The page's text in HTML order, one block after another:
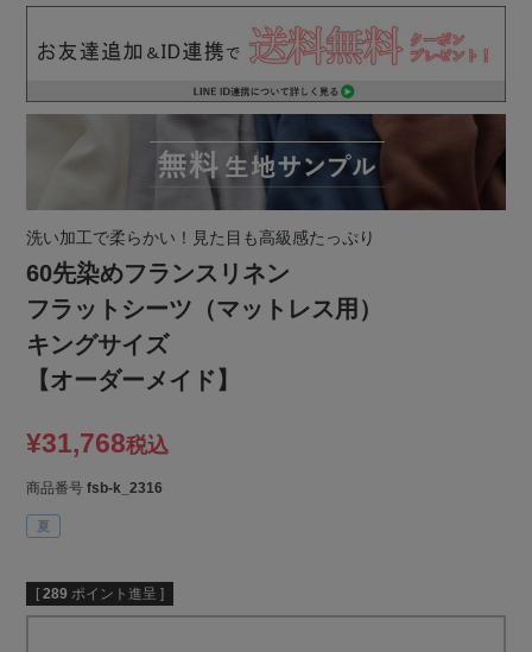
洗い加工で柔らかい！見た目も高級感たっぷり
60先染めフランスリネン
フラットシーツ（マットレス用）
キングサイズ
【オーダーメイド】
¥31,768税込
商品番号 fsb-k_2316
夏
[ 289 ポイント進呈 ]